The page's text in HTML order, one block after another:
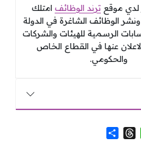
موقع ترند الوظائف امتلك
الوظائف الشاغرة في الدولة
الرسمية للهيئات والشركات
عنها في القطاع الخاص
والحكومي.
W